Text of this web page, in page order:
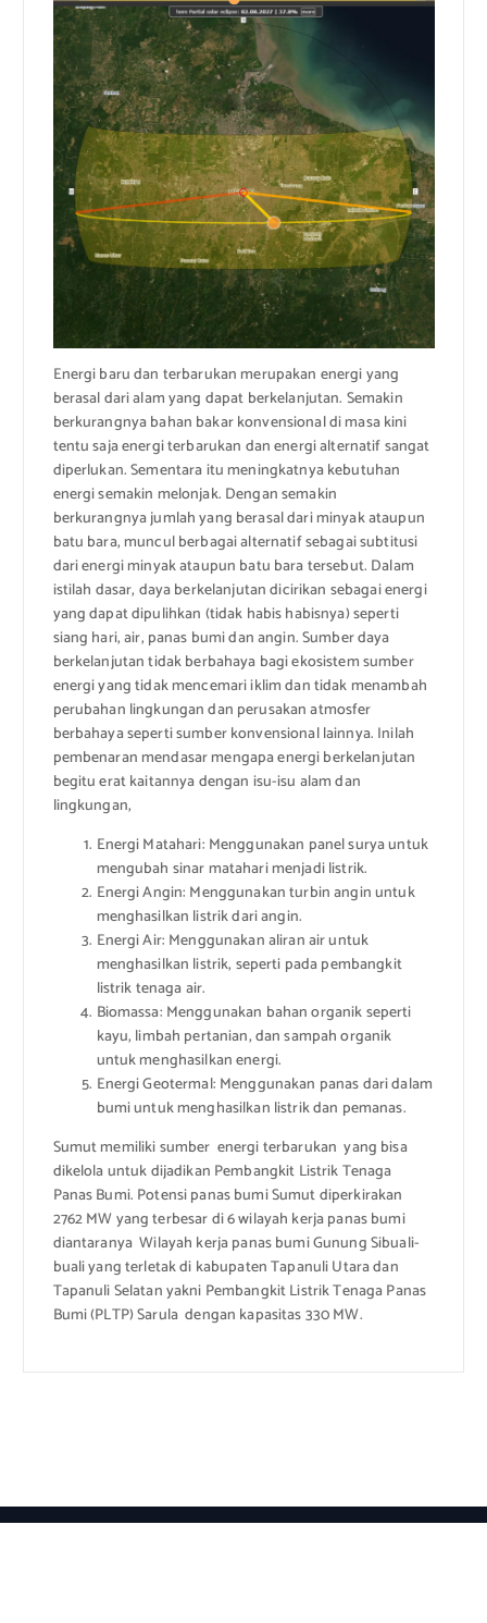
Energi baru dan terbarukan merupakan energi yang
berasal dari alam yang dapat berkelanjutan. Semakin
berkurangnya bahan bakar konvensional di masa kini
tentu saja energi terbarukan dan energi alternatif sangat
diperlukan. Sementara itu meningkatnya kebutuhan
energi semakin melonjak. Dengan semakin
berkurangnya jumlah yang berasal dari minyak ataupun
batu bara, muncul berbagai alternatif sebagai subtitusi
dari energi minyak ataupun batu bara tersebut. Dalam
istilah dasar, daya berkelanjutan dicirikan sebagai energi
yang dapat dipulihkan (tidak habis habisnya) seperti
siang hari, air, panas bumi dan angin. Sumber daya
berkelanjutan tidak berbahaya bagi ekosistem sumber
energi yang tidak mencemari iklim dan tidak menambah
perubahan lingkungan dan perusakan atmosfer
berbahaya seperti sumber konvensional lainnya. Inilah
pembenaran mendasar mengapa energi berkelanjutan
begitu erat kaitannya dengan isu-isu alam dan
lingkungan,
Energi Matahari: Menggunakan panel surya untuk
mengubah sinar matahari menjadi listrik.
Energi Angin: Menggunakan turbin angin untuk
menghasilkan listrik dari angin.
Energi Air: Menggunakan aliran air untuk
menghasilkan listrik, seperti pada pembangkit
listrik tenaga air.
Biomassa: Menggunakan bahan organik seperti
kayu, limbah pertanian, dan sampah organik
untuk menghasilkan energi.
Energi Geotermal: Menggunakan panas dari dalam
bumi untuk menghasilkan listrik dan pemanas.
Sumut memiliki sumber energi terbarukan yang bisa
dikelola untuk dijadikan Pembangkit Listrik Tenaga
Panas Bumi. Potensi panas bumi Sumut diperkirakan
2762 MW yang terbesar di 6 wilayah kerja panas bumi
diantaranya Wilayah kerja panas bumi Gunung Sibuali-
buali yang terletak di kabupaten Tapanuli Utara dan
Tapanuli Selatan yakni Pembangkit Listrik Tenaga Panas
Bumi (PLTP) Sarula dengan kapasitas 330 MW.